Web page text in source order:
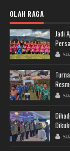
OLAH RAGA
Jadi